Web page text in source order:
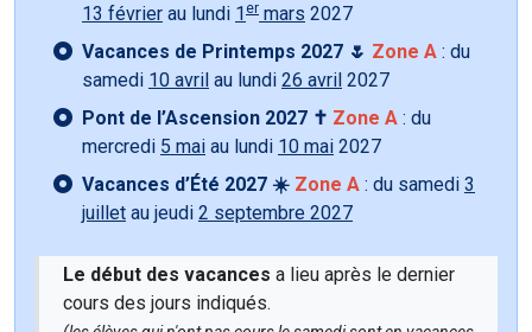
13 février au lundi 1 er mars 2027
Vacances de Printemps 2027 🌷 Zone A : du
samedi 10 avril au lundi 26 avril 2027
Pont de l’Ascension 2027 ✝️ Zone A : du
mercredi 5 mai au lundi 10 mai 2027
Vacances d’Été 2027 ☀️ Zone A : du samedi 3
juillet au jeudi 2 septembre 2027
Le début des vacances a lieu après le dernier
cours des jours indiqués.